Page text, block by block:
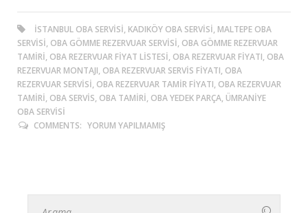
ISTANBUL OBA SERVISI, KADIKÖY OBA SERVISI, MALTEPE OBA
SERVISI, OBA GÖMME REZERVUAR SERVISI, OBA GÖMME REZERVUAR
TAMIRI, OBA REZERVUAR FIYAT LISTESI, OBA REZERVUAR FIYATI, OBA
REZERVUAR MONTAJI, OBA REZERVUAR SERVIS FIYATI, OBA
REZERVUAR SERVISI, OBA REZERVUAR TAMIR FIYATI, OBA REZERVUAR
TAMIRI, OBA SERVIS, OBA TAMIRI, OBA YEDEK PARÇA, ÜMRANIYE
OBA SERVISI
COMMENTS: YORUM YAPILMAMIŞ